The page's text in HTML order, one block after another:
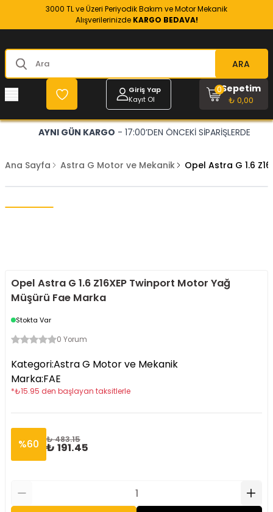
3000 TL ve Üzeri Periyodik Bakım ve Motor Mekanik
Alışverilerinizde KARGO BEDAVA!
ARA
Giriş Yap
Kayıt Ol
Sepetim
₺ 0,00
0
AYNI GÜN KARGO - 17:00’DEN ÖNCEKİ SİPARİŞLERDE
Ana Sayfa Astra G Motor ve Mekanik Opel Astra G 1.6
Opel Astra G 1.6 Z16XEP Twinport Motor Yağ
Müşürü Fae Marka
Stokta Var
0 Yorum
Kategori:Astra G Motor ve Mekanik
Marka:FAE
*₺15.95 den başlayan taksitlerle
%60 ₺ 483.15
₺ 191.45